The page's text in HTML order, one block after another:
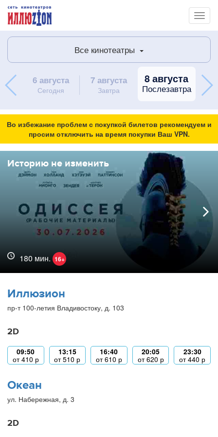
Все кинотеатры
6 августа
Сегодня
7 августа
Завтра
8 августа
Послезавтра
9
Во избежание проблем с покупкой билетов рекомендуем и
просим отключить на время покупки Ваш VPN.
Историю не изменить
180 мин. 16+
Иллюзион
пр-т 100-летия Владивостоку, д. 103
2D
09:50
от410 р
13:15
от510 р
16:40
от610 р
20:05
от620 р
23:30
от440 р
Океан
ул. Набережная, д. 3
2D